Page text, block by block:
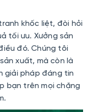
khốc liệt, đòi hỏi
tối ưu. Xưởng sản
đó. Chúng tôi
xuất, mà còn là
giải pháp đáng tin
bạn trên mọi chặng